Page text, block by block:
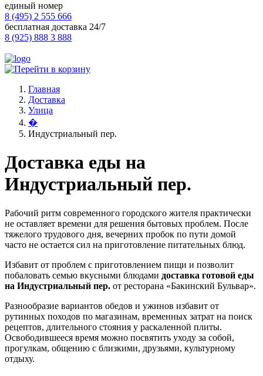
единый номер
8 (495) 2 555 666
бесплатная доставка 24/7
8 (925) 888 3 888
Главная
Доставка
Улица
�
Индустриальный пер.
Доставка еды на
Индустриальный пер.
Рабочий ритм современного городского жителя практически
не оставляет времени для решения бытовых проблем. После
тяжелого трудового дня, вечерних пробок по пути домой
часто не остается сил на приготовление питательных блюд.
Избавит от проблем с приготовлением пищи и позволит
побаловать семью вкусными блюдами доставка готовой еды
на Индустриальный пер. от ресторана «Бакинский Бульвар».
Разнообразие вариантов обедов и ужинов избавит от
рутинных походов по магазинам, временных затрат на поиск
рецептов, длительного стояния у раскаленной плиты.
Освободившееся время можно посвятить уходу за собой,
прогулкам, общению с близкими, друзьями, культурному
отдыху.